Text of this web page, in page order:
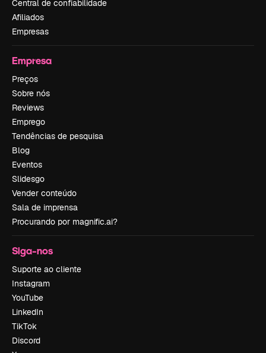
Central de confiabilidade
Afiliados
Empresas
Empresa
Preços
Sobre nós
Reviews
Emprego
Tendências de pesquisa
Blog
Eventos
Slidesgo
Vender conteúdo
Sala de imprensa
Procurando por magnific.ai?
Siga-nos
Suporte ao cliente
Instagram
YouTube
LinkedIn
TikTok
Discord